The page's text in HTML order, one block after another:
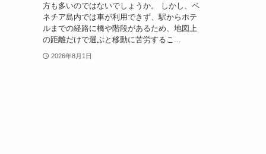
方も多いのではないでしょうか。 しかし、ベ
ネチア島内では車が利用できず、駅からホテ
ルまでの経路に橋や階段があるため、地図上
の距離だけで選ぶと移動に苦労するこ...
2026年8月1日